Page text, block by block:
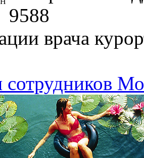
9588
врача
сотрудников